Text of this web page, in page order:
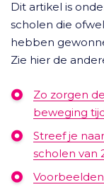
Dit artikel is
scholen die
hebben
Zie hier de
Zo zorgen
beweging
Streef je
scholen van